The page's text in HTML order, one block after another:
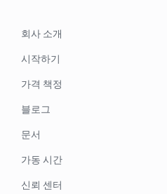
회사 소개
시작하기
가격 책정
블로그
문서
가동 시간
신뢰 센터